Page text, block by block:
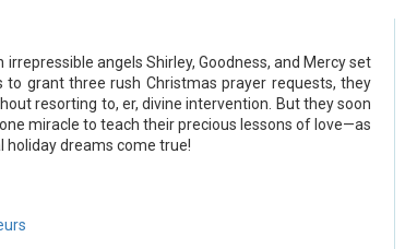
irrepressible angels Shirley, Goodness, and Mercy set
grant three rush Christmas prayer requests, they
resorting to, er, divine intervention. But they soon
miracle to teach their precious lessons of love—as
holiday dreams come true!